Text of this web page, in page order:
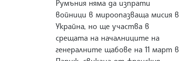
Румъния няма да изпрати
войници в мироопазваща мисия в
Украйна, но ще участва в
срещата на началниците на
генералните щабове на 11 март в